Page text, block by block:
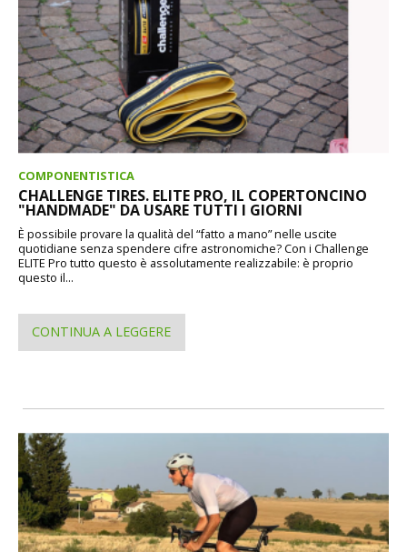
COMPONENTISTICA
CHALLENGE TIRES. ELITE PRO, IL COPERTONCINO
"HANDMADE" DA USARE TUTTI I GIORNI
È possibile provare la qualità del “fatto a mano” nelle uscite
quotidiane senza spendere cifre astronomiche? Con i Challenge
ELITE Pro tutto questo è assolutamente realizzabile: è proprio
questo il...
CONTINUA A LEGGERE